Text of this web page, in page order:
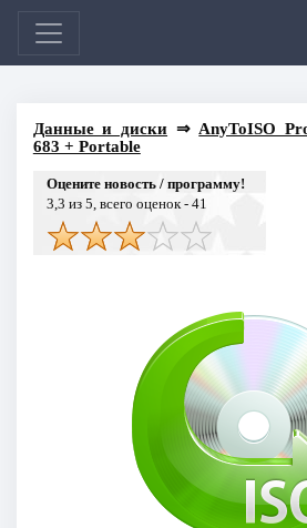
Данные и диски ⇒ AnyToISO
683 + Portable
Оцените новость / программу!
3,3 из 5, всего оценок - 41